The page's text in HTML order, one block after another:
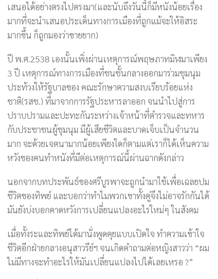
เสนอได้อย่างตรงไปตรงมา(และนับถึงวันนี้ก็มีหนังน้อยเรื่อง
มากที่จะนำเสนอประเด็นทางการเมืองที่ถูกแม้จะให้อิสระ
มากขึ้น ก็ถูกมองว่าขายยาก)
ปี พ.ศ.2538 เองนั้นเพิ่งผ่านเหตุการณ์พฤษภาทมิฬมาเพียง
3 ปี เหตุการณ์ทางการเมืองที่ชนชั้นกลางออกมาร่วมชุมนุม
ประท้วงให้รัฐบาลของ คณะรักษาความสงบเรียบร้อยแห่ง
ชาติ(รสช.) ที่มาจากการรัฐประหารลาออก จนนำไปสู่การ
ปราบปรามและปะทะกันระหว่างเจ้าหน้าที่ตำรวจและทหาร
กับประชาชนผู้ชุมนุม มีผู้เสียชีวิตและบาดเจ็บเป็นจำนวน
มาก จะด้วยเจตนามากน้อยเพียงใดก็ตามแต่เราก็ได้เห็นความ
หวังของคนทำหนังที่มีต่อเหตุการณ์นี้ผ่านฉากดังกล่าว
นอกจากบทประพันธ์ของศรีบูรพาจะถูกนำมาใช้เพื่อเฉลยปม
ชีวิตของทิพย์ และบอกว่าทำไมพวกเขาทั้งคู่จึงไม่อาจรักกันได้
มันยังบ่งบอกคาดหวังการเปลี่ยนแปลงอะไรใหม่ๆ ในสังคม
เมื่อทั้งระและทิพย์ได้มานั่งพูดคุยแบบเปิดใจ ทำความเข้าใจ
ชีวิตอีกฝ่ายกลางอนุสาวรีย์ฯ จนเกิดคำถามต่อหญิงสาวว่า “ผม
ไม่มีทางจะทำอะไรให้มันเปลี่ยนแปลงไปได้เลยเหรอ ?”